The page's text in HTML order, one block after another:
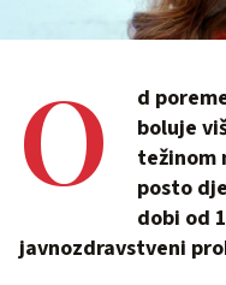
O
d
boluje
težinom
posto
dobi od
javnozdravstveni